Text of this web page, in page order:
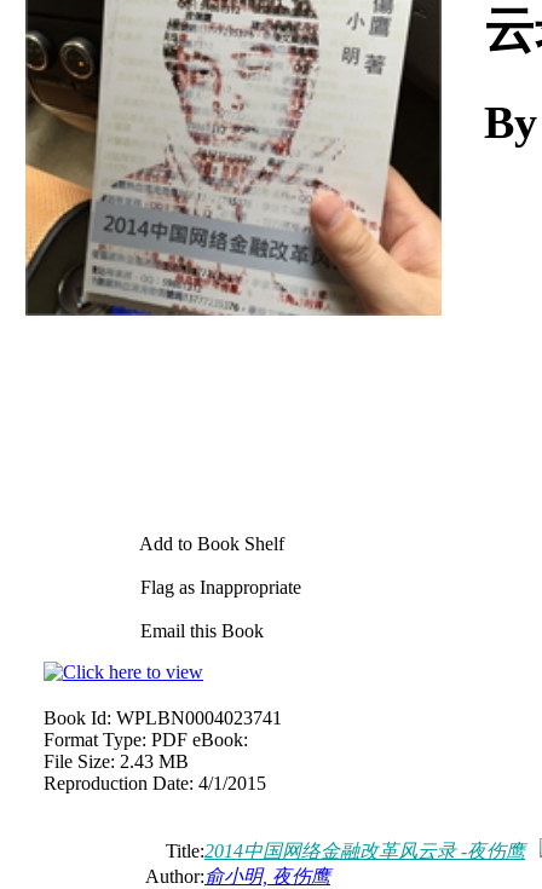
Add to Book Shelf
Flag as Inappropriate
Email this Book
Book Id: WPLBN0004023741
Format Type: PDF eBook:
File Size: 2.43 MB
Reproduction Date: 4/1/2015
Title:2014中国网络金融改革风云录 -夜伤鹰
Author:俞小明, 夜伤鹰